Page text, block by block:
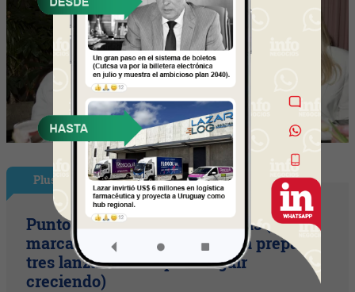
Plus
Punto Sano acelera a tres cifras (la
marca duplicó sus ventas y ya prepara
tres lanzamientos para seguir
creciendo)